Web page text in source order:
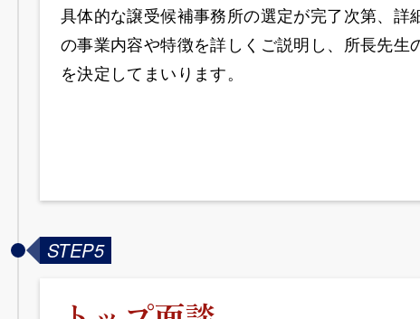
具体的な譲受候補事務所の選定が完了次第、
の事業内容や特徴を詳しくご説明し、所長先
を決定してまいります。
STEP5